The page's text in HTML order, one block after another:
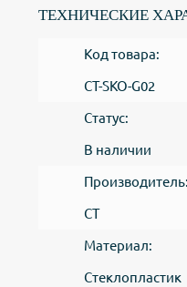
ТЕХНИЧЕСКИЕ
Код товара:
CT-SKO-G02
Статус:
В наличии
Производитель:
CT
Материал:
Стеклопластик